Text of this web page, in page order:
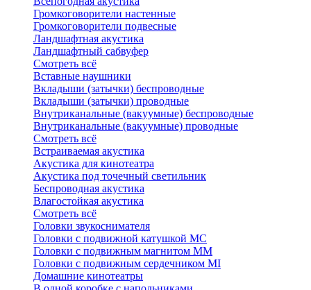
Громкоговорители настенные
Громкоговорители подвесные
Ландшафтная акустика
Ландшафтный сабвуфер
Смотреть всё
Вставные наушники
Вкладыши (затычки) беспроводные
Вкладыши (затычки) проводные
Внутриканальные (вакуумные) беспроводные
Внутриканальные (вакуумные) проводные
Смотреть всё
Встраиваемая акустика
Акустика для кинотеатра
Акустика под точечный светильник
Беспроводная акустика
Влагостойкая акустика
Смотреть всё
Головки звукоснимателя
Головки с подвижной катушкой MC
Головки с подвижным магнитом ММ
Головки с подвижным сердечником MI
Домашние кинотеатры